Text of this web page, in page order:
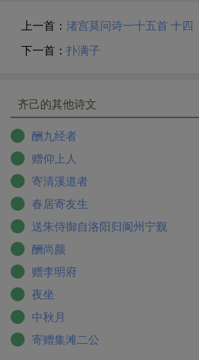
上一首： 渚宫莫问诗一十五首 十四
下一首： 扑满子
齐己的其他诗文
酬九经者
赠仰上人
寄清溪道者
春居寄友生
送朱侍御自洛阳归阆州宁觐
酬尚颜
赠李明府
夜坐
中秋月
寄赠集滩二公